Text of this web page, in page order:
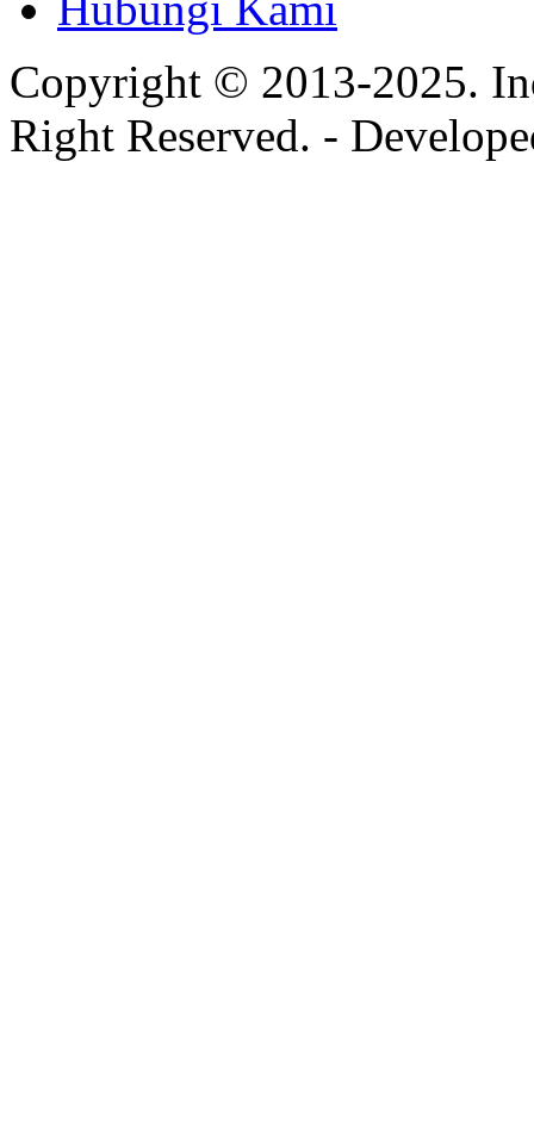
Copyright © 2013-2025.
Right Reserved. -